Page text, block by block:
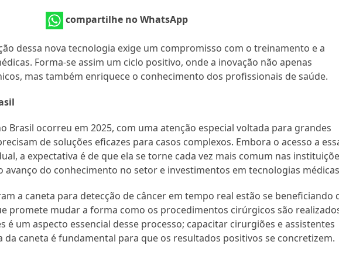
compartilhe no WhatsApp
dessa nova tecnologia exige um compromisso com o treinamento e a
Forma-se assim um ciclo positivo, onde a inovação não apenas
mas também enriquece o conhecimento dos profissionais de saúde.
Brasil ocorreu em 2025, com uma atenção especial voltada para grandes
de soluções eficazes para casos complexos. Embora o acesso a
a expectativa é de que ela se torne cada vez mais comum nas
avanço do conhecimento no setor e investimentos em tecnologias
a caneta para detecção de câncer em tempo real estão se beneficiando
promete mudar a forma como os procedimentos cirúrgicos são
é um aspecto essencial desse processo; capacitar cirurgiões e assistentes
da caneta é fundamental para que os resultados positivos se concretizem.